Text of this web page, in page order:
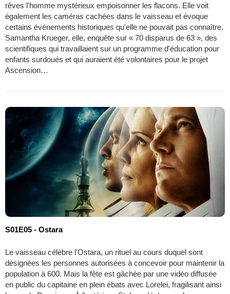
rêves l'homme mystérieux empoisonner les flacons. Elle voit
également les caméras cachées dans le vaisseau et évoque
certains événements historiques qu'elle ne pouvait pas connaître.
Samantha Krueger, elle, enquête sur « 70 disparus de 63 », des
scientifiques qui travaillaient sur un programme d'éducation pour
enfants surdoués et qui auraient été volontaires pour le projet
Ascension…
S01E05 - Ostara
Le vaisseau célèbre l'Ostara, un rituel au cours duquel sont
désignées les personnes autorisées à concevoir pour maintenir la
population à 600. Mais la fête est gâchée par une vidéo diffusée
en public du capitaine en plein ébats avec Lorelei, fragilisant ainsi